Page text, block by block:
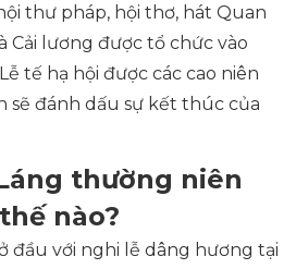
thư pháp, hội thơ, hát Quan
Cải lương được tổ chức vào
tế hạ hội được các cao niên
sẽ đánh dấu sự kết thúc của
thường niên
nào?
đầu với nghi lễ dâng hương tại